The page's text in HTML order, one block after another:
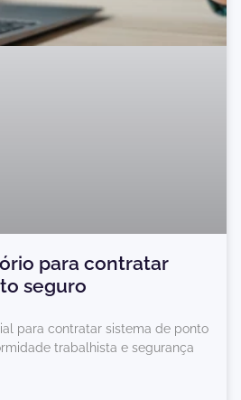
para contratar
seguro
para contratar sistema de ponto
trabalhista e segurança